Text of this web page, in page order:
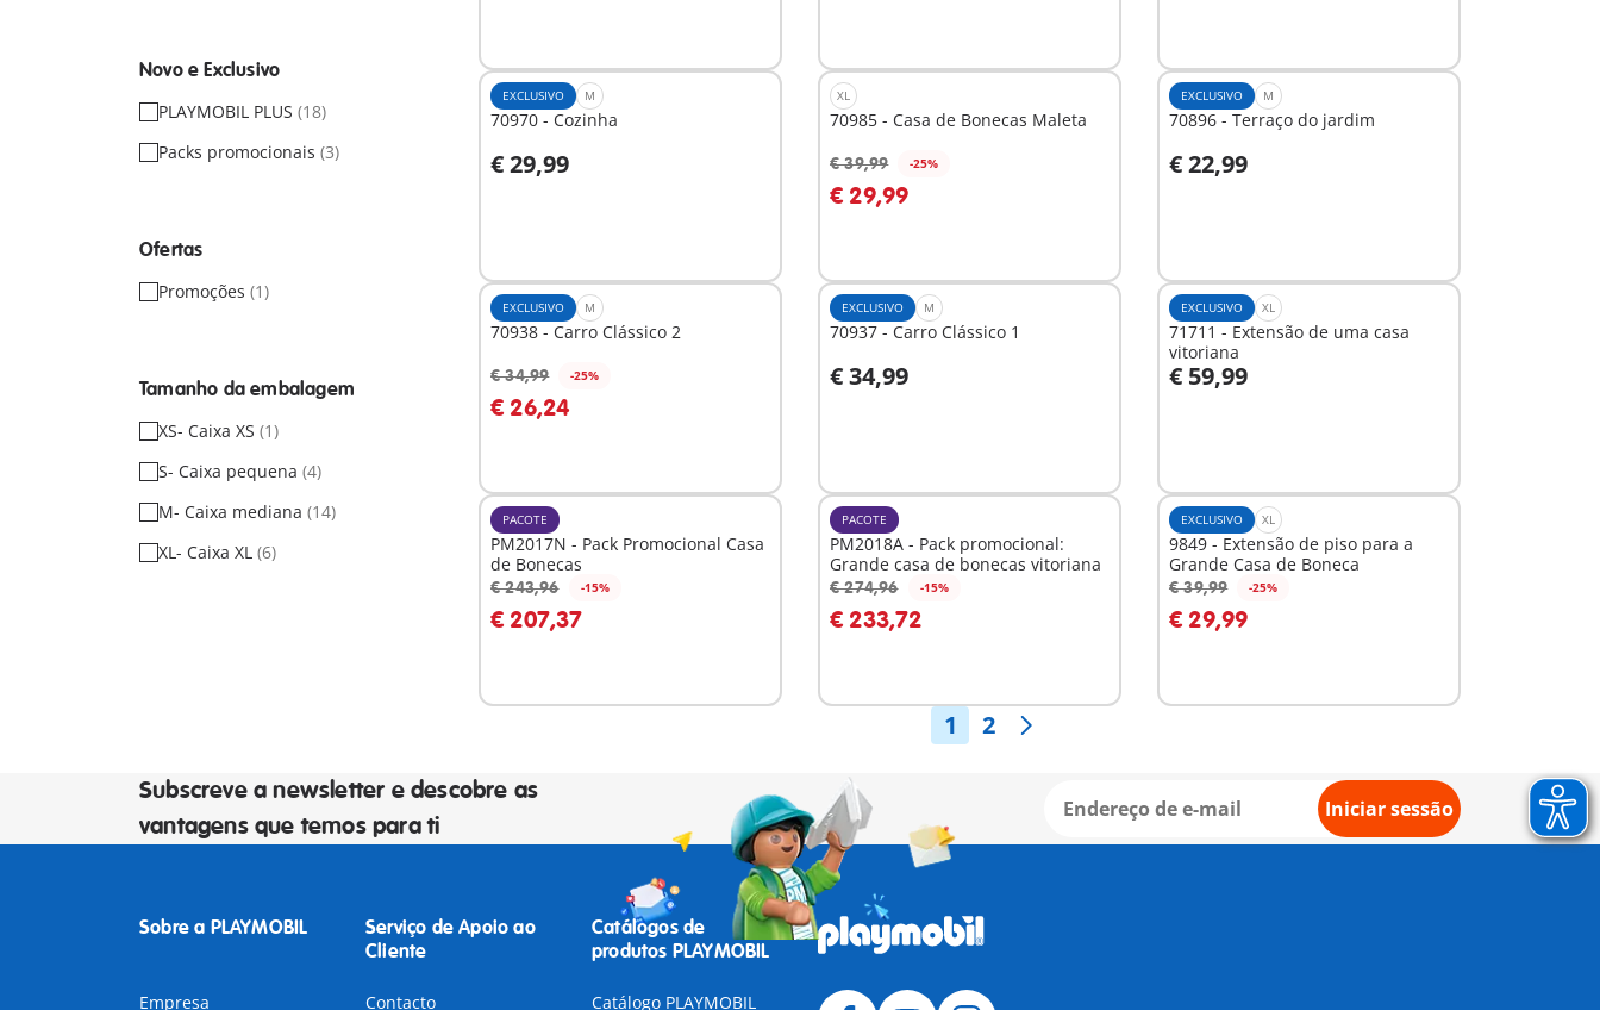
Novo e Exclusivo
PLAYMOBIL PLUS (18)
Packs promocionais (3)
Ofertas
Promoções (1)
Tamanho da embalagem
XS- Caixa XS (1)
S- Caixa pequena (4)
M- Caixa mediana (14)
XL- Caixa XL (6)
EXCLUSIVO M
70970 - Cozinha
€ 29,99
Ao carrinho
XL
70985 - Casa de Bonecas Maleta
€ 39,99 -25%
€ 29,99
EXCLUSIVO M
70896 - Terraço do jardim
€ 22,99
Ao carrinho
EXCLUSIVO M
70938 - Carro Clássico 2
€ 34,99 -25%
€ 26,24
EXCLUSIVO M
70937 - Carro Clássico 1
€ 34,99
Ao carrinho
EXCLUSIVO XL
71711 - Extensão de uma casa
vitoriana
€ 59,99
Ao carrinho
PACOTE
PM2017N - Pack Promocional Casa
de Bonecas
€ 243,96 -15%
€ 207,37
PACOTE
PM2018A - Pack promocional:
Grande casa de bonecas vitoriana
€ 274,96 -15%
€ 233,72
EXCLUSIVO XL
9849 - Extensão de piso para a
Grande Casa de Boneca
€ 39,99 -25%
€ 29,99
1 2
Subscreve a newsletter e descobre as
vantagens que temos para ti
Iniciar sessão
Sobre a PLAYMOBIL
Empresa
Serviço de Apoio ao
Cliente
Contacto
Catálogos de
produtos PLAYMOBIL
Catálogo PLAYMOBIL